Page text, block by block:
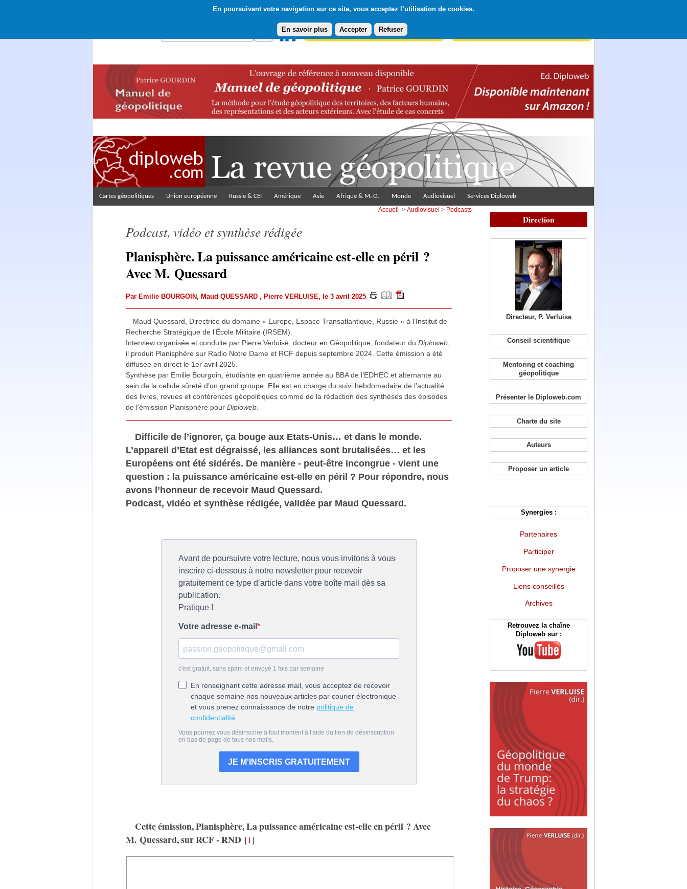
En poursuivant votre navigation sur ce site, vous acceptez l’utilisation de cookies.
En savoir plus Accepter Refuser
Abonnement gratuit à la Lettre du Diploweb
Cartes géopolitiques Union européenne Russie & CEI Amérique Asie Afrique & M.-O. Monde Audiovisuel Services Diploweb
Accueil >Audiovisuel > Podcasts
Podcast, vidéo et synthèse rédigée
Planisphère. La puissance américaine est-elle en péril ?
Avec M. Quessard
Par Emilie BOURGOIN, Maud QUESSARD , Pierre VERLUISE, le 3 avril 2025
Maud Quessard, Directrice du domaine « Europe, Espace Transatlantique, Russie » à l’Institut de
Recherche Stratégique de l’École Militaire (IRSEM).
Interview organisée et conduite par Pierre Verluise, docteur en Géopolitique, fondateur du Diploweb,
il produit Planisphère sur Radio Notre Dame et RCF depuis septembre 2024. Cette émission a été
diffusée en direct le 1er avril 2025.
Synthèse par Emilie Bourgoin, étudiante en quatrième année au BBA de l’EDHEC et alternante au
sein de la cellule sûreté d’un grand groupe. Elle est en charge du suivi hebdomadaire de l’actualité
des livres, revues et conférences géopolitiques comme de la rédaction des synthèses des épisodes
de l’émission Planisphère pour Diploweb.
Difficile de l’ignorer, ça bouge aux Etats-Unis… et dans le monde.
L’appareil d’Etat est dégraissé, les alliances sont brutalisées… et les
Européens ont été sidérés. De manière - peut-être incongrue - vient une
question : la puissance américaine est-elle en péril ? Pour répondre, nous
avons l’honneur de recevoir Maud Quessard.
Podcast, vidéo et synthèse rédigée, validée par Maud Quessard.
Cette émission, Planisphère, La puissance américaine est-elle en péril ? Avec
M. Quessard, sur RCF - RND[1]
Direction
Directeur, P. Verluise
Conseil scientifique
Mentoring et coaching
géopolitique
Présenter le Diploweb.com
Charte du site
Auteurs
Proposer un article
Synergies :
Partenaires
Participer
Proposer une synergie
Liens conseillés
Archives
Retrouvez la chaîne
Diploweb sur :